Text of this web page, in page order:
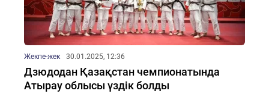
Жекпе-жек 30.01.2025, 12:36
Дзюдодан Қазақстан чемпионатында
Атырау облысы үздік болды